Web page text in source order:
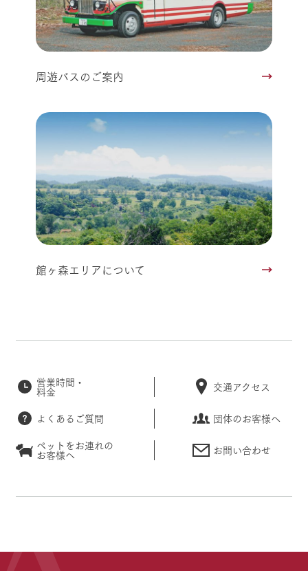
周遊バスのご案内
館ヶ森エリアについて
営業時間・
料金 交通アクセス
よくあるご質問
団体のお客様へ
ペットをお連れの
お客様へ お問い合わせ